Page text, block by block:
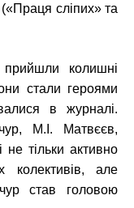
сліпих» та
колишні
стали героями
в журналі.
М.І. Матвєєв,
тільки активно
колективів, але
став головою